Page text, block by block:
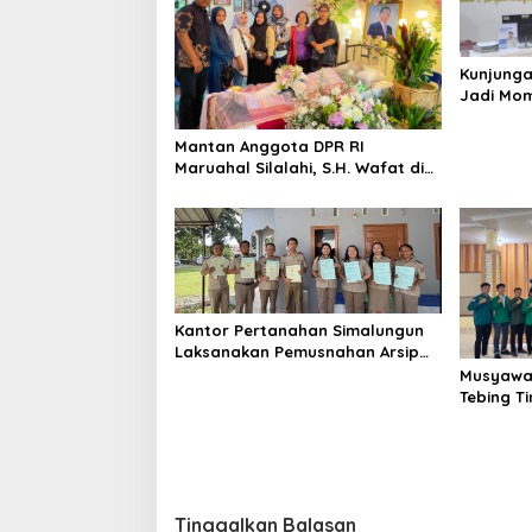
Mantan Anggota DPR RI
Maruahal Silalahi, S.H. Wafat di
Tiga Bolon Simalungun
Jadi
Kantor Pertanahan Simalungun
Laksanakan Pemusnahan Arsip
Tebing
Tinggalkan Balasan